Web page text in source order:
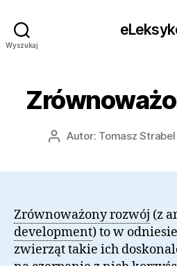
Wyszukaj
AutorAutor: Tomasz Strabel
Zrównoważony rozwój (z
development) to w
zwierząt takie ich